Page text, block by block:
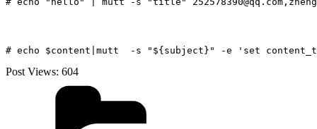
Post Views: 604